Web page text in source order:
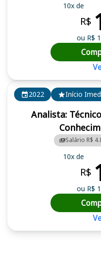
2022 Início
Analista:
Salário R$
10x de
R$
ou R$
10x de
R$
ou R$